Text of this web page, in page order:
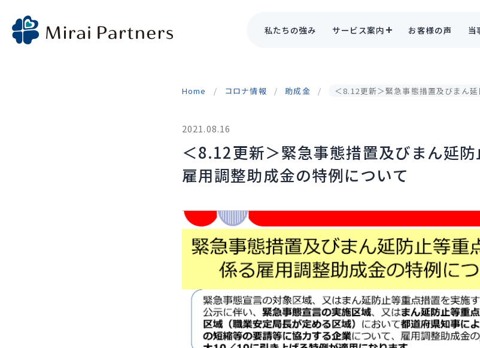
私たちの強み サービス案内 お客様の声 当
Home コロナ情報 助成金 ＜8.12更新＞緊急事態措置及びまん
2021.08.16
＜8.12更新＞緊急事態措置及びまん延
雇用調整助成金の特例について